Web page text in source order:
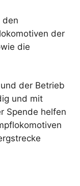
den
der
die
der Betrieb
und mit
Spende helfen